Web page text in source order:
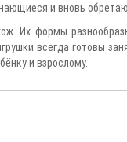
и вновь
Их формы
всегда готовы
и взрослому.